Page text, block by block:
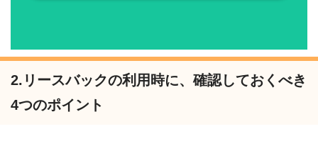
2.リースバックの利用時に、確認しておくべき
4つのポイント